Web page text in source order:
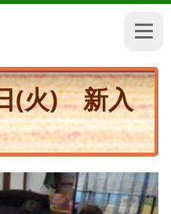
(火) 新入